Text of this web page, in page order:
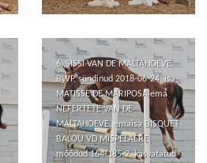
6. SISSI VAN DE MALTAHOEVE,
BWP, sündinud 2018-06-24, isa
MATISSE DE MARIPOSA ema
NEFERTETE VAN DE
MALTAHOEVE, emaisa BISQUET
BALOU VD MISPELAERE,
mõõdud 164-185-2, kasvatatud